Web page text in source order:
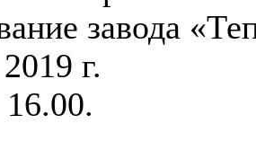
завода
г.